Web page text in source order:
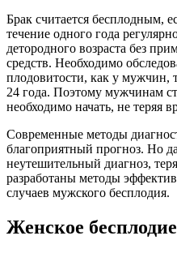
Брак считается бесплодным,
течение одного года
детородного возраста без
средств. Необходимо
плодовитости, как у мужчин,
24 года. Поэтому мужчинам
необходимо начать, не теряя
Современные методы
благоприятный прогноз. Но
неутешительный диагноз,
разработаны методы
случаев мужского бесплодия.
Женское бесплодие